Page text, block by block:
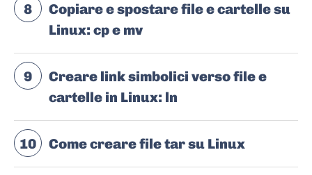
8
Copiare e spostare file e cartelle su
Linux: cp e mv
9
Creare link simbolici verso file e
cartelle in Linux: ln
10 Come creare file tar su Linux